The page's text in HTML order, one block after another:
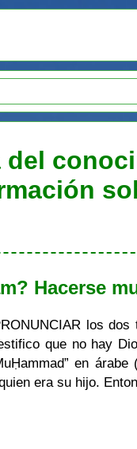
del
Hacerse
los
que no hay
en
era su hijo.